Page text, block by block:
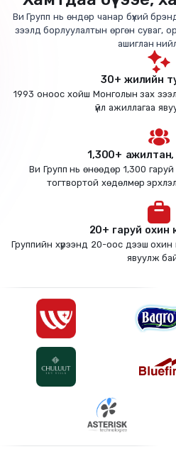
Ви Групп нь өндөр чанар бүхий брэнд
зээлд борлуулалтын өргөн суваг,
ашиглан
30+ жилийн
1993 оноос хойш Монголын зах
үйл ажиллагаа
1,300+
Ви Групп нь өнөөдөр 1,300
тогтвортой хөдөлмөр
20+ гаруй охин
Группийн хүрээнд 20-оос дээш охин
явуулж